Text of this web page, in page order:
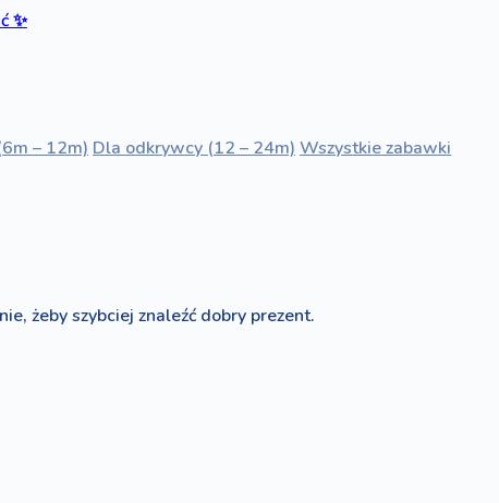
✨
– 12m) Dla odkrywcy (12 – 24m) Wszystkie zabawki
żeby szybciej znaleźć dobry prezent.